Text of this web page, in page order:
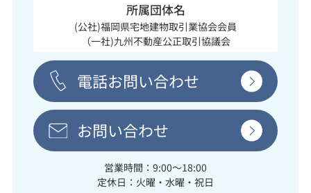
所属団体名
(公社)福岡県宅地建物取引業協会会員
（一社)九州不動産公正取引協議会
電話お問い合わせ
お問い合わせ
営業時間：9:00～18:00
定休日：火曜・水曜・祝日